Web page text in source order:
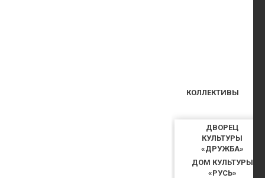
ДВОРЕЦ
КУЛЬТУРЫ
«ДРУЖБА»
ДОМ КУЛЬТУРЫ
«РУСЬ»
КОЛЛЕКТИВЫ